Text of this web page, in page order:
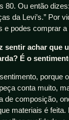
80. Ou então
da Levi’s.” Por
e podes comprar
sentir achar que
É o
porque
conta muito,
de composição,
materiais é